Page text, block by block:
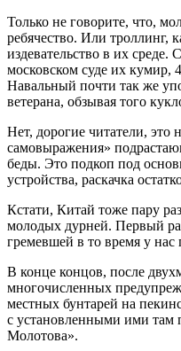
Только не говорите, что,
ребячество. Или троллинг,
издевательство в их среде.
московском суде их кумир,
Навальный почти так же
ветерана, обзывая того
Нет, дорогие читатели, это
самовыражения»
беды. Это подкоп под
устройства, раскачка
Кстати, Китай тоже пару
молодых дурней. Первый
гремевшей в то время у нас
В конце концов, после
многочисленных
местных бунтарей на
с установленными ими там
Молотова».